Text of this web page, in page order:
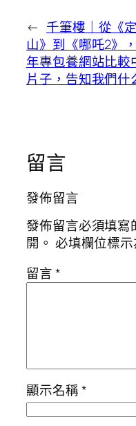
← 千筆樓｜從《
山》到《哪吒2》
年專包養網站比較
片子，告知我們什
留言
發佈留言
發佈留言必須填寫
開。 必填欄位標示
留言*
顯示名稱*